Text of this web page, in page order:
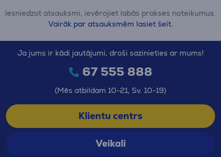
Iesniedzot atsauksmi, ievērojiet labās prakses noteikumus.
Vairāk par atsauksmēm lasiet šeit.
Ja jums ir kādi jautājumi, droši sazinieties ar mums!
67 555 888
(Mēs atbildam 10-21, Sv. 10-19)
Klientu centrs
Veikali